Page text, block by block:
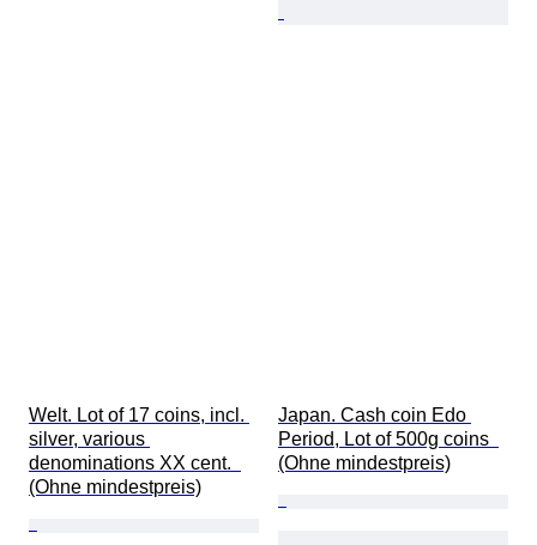
Welt. Lot of 17 coins, incl.
silver, various
denominations XX cent.
(Ohne mindestpreis)
Japan. Cash coin Edo
Period, Lot of 500g coins
(Ohne mindestpreis)